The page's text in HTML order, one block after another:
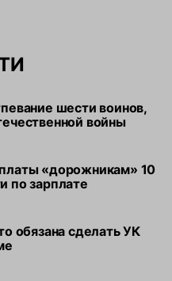
шести воинов,
войны
«дорожникам» 10
по зарплате
обязана сделать УК